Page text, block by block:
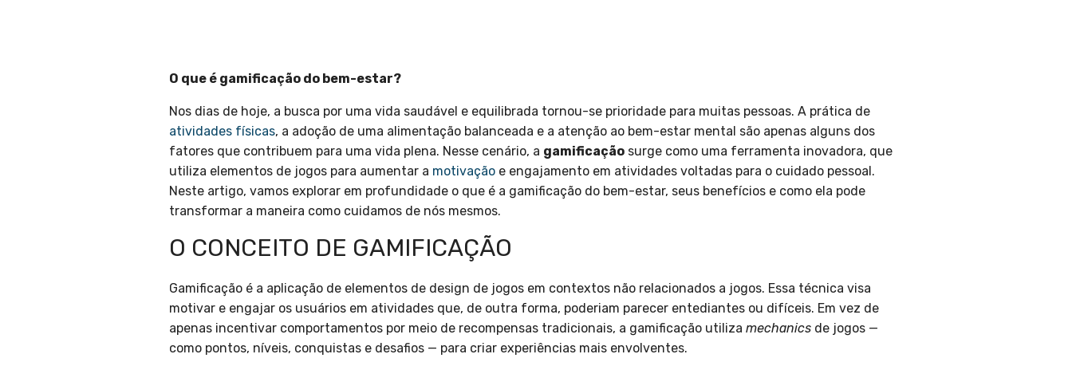
O que é gamificação do bem-estar?
Nos dias de hoje, a busca por uma vida saudável e equilibrada tornou-se prioridade para muitas pessoas. A prática de
atividades físicas, a adoção de uma alimentação balanceada e a atenção ao bem-estar mental são apenas alguns dos
fatores que contribuem para uma vida plena. Nesse cenário, a gamificação surge como uma ferramenta inovadora, que
utiliza elementos de jogos para aumentar a motivação e engajamento em atividades voltadas para o cuidado pessoal.
Neste artigo, vamos explorar em profundidade o que é a gamificação do bem-estar, seus benefícios e como ela pode
transformar a maneira como cuidamos de nós mesmos.
O CONCEITO DE GAMIFICAÇÃO
Gamificação é a aplicação de elementos de design de jogos em contextos não relacionados a jogos. Essa técnica visa
motivar e engajar os usuários em atividades que, de outra forma, poderiam parecer entediantes ou difíceis. Em vez de
apenas incentivar comportamentos por meio de recompensas tradicionais, a gamificação utiliza mechanics de jogos —
como pontos, níveis, conquistas e desafios — para criar experiências mais envolventes.